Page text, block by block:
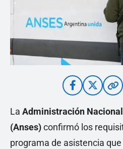
La Administración
(Anses)confirmó los
programa de asistencia